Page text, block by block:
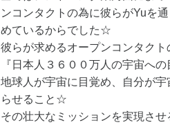
ンコンタクトの為に彼らがYuを
めているからでした☆
彼らが求めるオープンコンタク
『日本人３６００万人の宇宙へ
地球人が宇宙に目覚め、自分が
らせること☆
その壮大なミッションを実現さ